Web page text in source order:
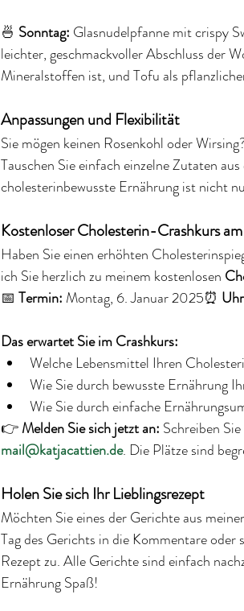
🍜 Sonntag: Glasnudelpfanne mit crispy
leichter, geschmackvoller Abschluss der
Mineralstoffen ist, und Tofu als
Anpassungen und Flexibilität
Sie mögen keinen Rosenkohl oder
Tauschen Sie einfach einzelne Zutaten
cholesterinbewusste Ernährung ist nicht
Kostenloser Cholesterin-Crashkurs
Haben Sie einen erhöhten
ich Sie herzlich zu meinem kostenlosen
📅 Termin: Montag, 6. Januar 2025⏰
Das erwartet Sie im Crashkurs:
Welche Lebensmittel Ihren
Wie Sie durch bewusste Ernährung
Wie Sie durch einfache
👉 Melden Sie sich jetzt an: Schreiben
mail@katjacattien.de. Die Plätze sind
Holen Sie sich Ihr Lieblingsrezept
Möchten Sie eines der Gerichte aus
Tag des Gerichts in die Kommentare
Rezept zu. Alle Gerichte sind einfach
Ernährung Spaß!